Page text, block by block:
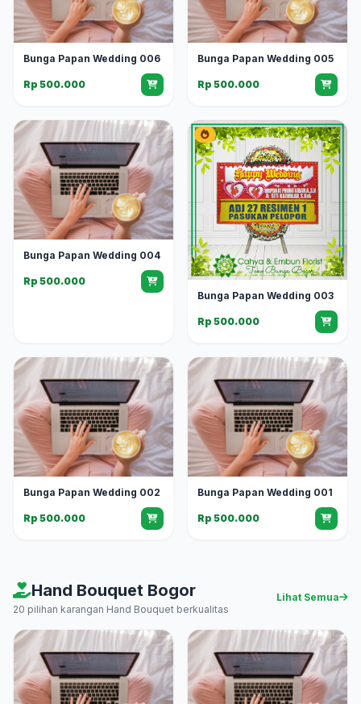
Bunga Papan Wedding 006
Rp 500.000
Bunga Papan Wedding 005
Rp 500.000
Bunga Papan Wedding 004
Rp 500.000
Bunga Papan Wedding 003
Rp 500.000
Bunga Papan Wedding 002
Rp 500.000
Bunga Papan Wedding 001
Rp 500.000
Hand Bouquet Bogor
20 pilihan karangan Hand Bouquet berkualitas
Lihat Semua